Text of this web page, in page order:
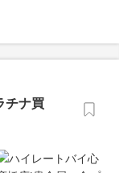
チナ買